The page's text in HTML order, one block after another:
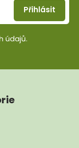
Přihlásit
údajů.